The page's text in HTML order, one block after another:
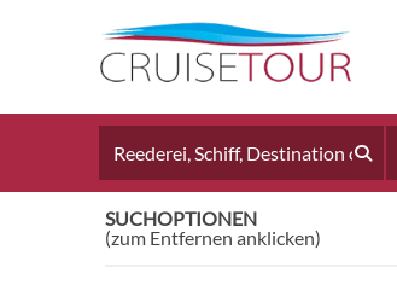
SUCHOPTIONEN
(zum Entfernen anklicken)